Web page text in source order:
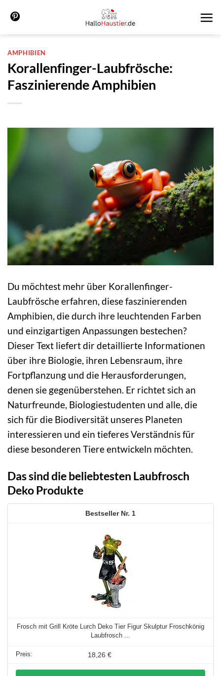
Inhalt
springen
AMPHIBIEN
Korallenfinger-Laubfrösche:
Faszinierende Amphibien
Du möchtest mehr über Korallenfinger-
Laubfrösche erfahren, diese faszinierenden
Amphibien, die durch ihre leuchtenden Farben
und einzigartigen Anpassungen bestechen?
Dieser Text liefert dir detaillierte Informationen
über ihre Biologie, ihren Lebensraum, ihre
Fortpflanzung und die Herausforderungen,
denen sie gegenüberstehen. Er richtet sich an
Naturfreunde, Biologiestudenten und alle, die
sich für die Biodiversität unseres Planeten
interessieren und ein tieferes Verständnis für
diese besonderen Tiere entwickeln möchten.
Das sind die beliebtesten Laubfrosch
Deko Produkte
1
Frosch mit Grill Kröte Lurch Deko Tier Figur Skulptur Froschkönig
Laubfrosch ...
18,26 €